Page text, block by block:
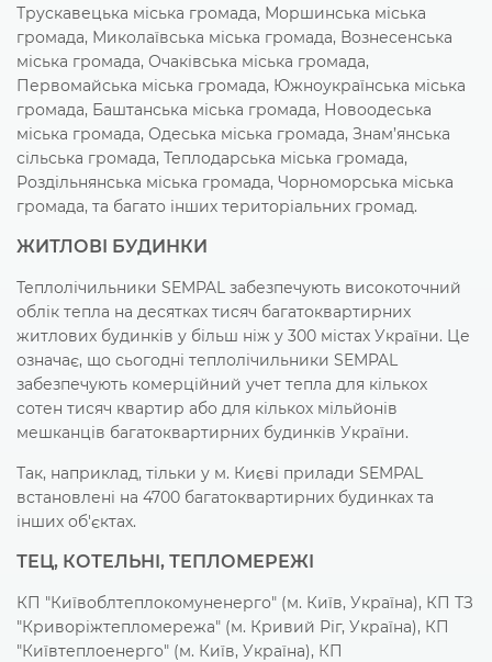
Трускавецька міська громада, Моршинська міська
громада, Миколаївська міська громада, Вознесенська
міська громада, Очаківська міська громада,
Первомайська міська громада, Южноукраїнська міська
громада, Баштанська міська громада, Новоодеська
міська громада, Одеська міська громада, Знам’янська
сільська громада, Теплодарська міська громада,
Роздільнянська міська громада, Чорноморська міська
громада, та багато інших територіальних громад.
ЖИТЛОВІ БУДИНКИ
Теплолічильники SEMPAL забезпечують високоточний
облік тепла на десятках тисяч багатоквартирних
житлових будинків у більш ніж у 300 містах України. Це
означає, що сьогодні теплолічильники SEMPAL
забезпечують комерційний учет тепла для кількох
сотен тисяч квартир або для кількох мільйонів
мешканців багатоквартирних будинків України.
Так, наприклад, тільки у м. Києві прилади SEMPAL
встановлені на 4700 багатоквартирних будинках та
інших об'єктах.
ТЕЦ, КОТЕЛЬНІ, ТЕПЛОМЕРЕЖІ
КП "Київоблтеплокомуненерго" (м. Київ, Україна), КП ТЗ
"Криворіжтепломережа" (м. Кривий Ріг, Україна), КП
"Київтеплоенерго" (м. Київ, Україна), КП